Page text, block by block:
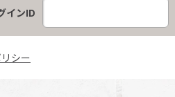
インID
シー